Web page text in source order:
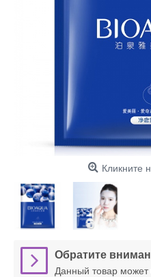
Кликните
Обратите
Данный товар может